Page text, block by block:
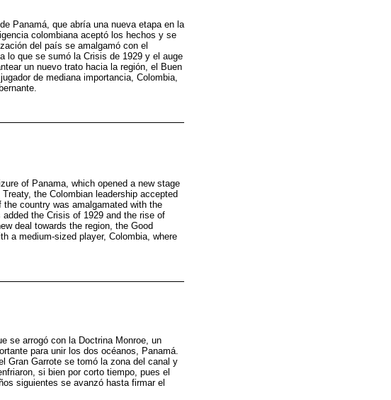
Panamá, que abría una nueva etapa en la
colombiana aceptó los hechos y se
del país se amalgamó con el
lo que se sumó la Crisis de 1929 y el auge
un nuevo trato hacia la región, el Buen
de mediana importancia, Colombia,
of Panama, which opened a new stage
the Colombian leadership accepted
country was amalgamated with the
the Crisis of 1929 and the rise of
deal towards the region, the Good
a medium-sized player, Colombia, where
se arrogó con la Doctrina Monroe, un
para unir los dos océanos, Panamá.
Gran Garrote se tomó la zona del canal y
si bien por corto tiempo, pues el
siguientes se avanzó hasta firmar el